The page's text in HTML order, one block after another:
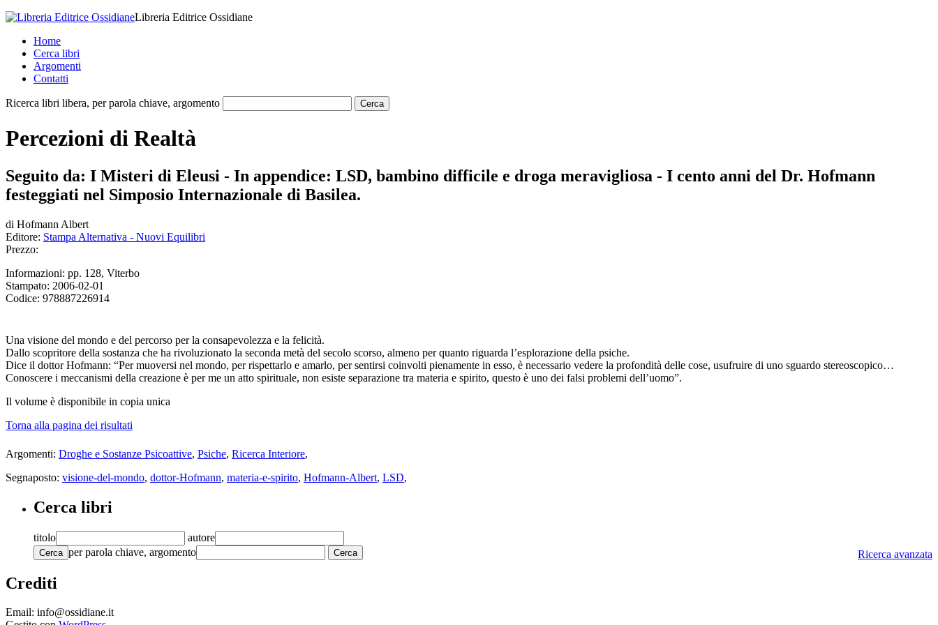
Libreria Editrice Ossidiane
Home
Cerca libri
Argomenti
Contatti
Ricerca libri libera, per parola chiave, argomento
Percezioni di Realtà
Seguito da: I Misteri di Eleusi - In appendice: LSD, bambino difficile e droga meravigliosa - I cento anni del Dr. Hofmann
festeggiati nel Simposio Internazionale di Basilea.
di Hofmann Albert
Editore: Stampa Alternativa - Nuovi Equilibri
Prezzo:
Informazioni: pp. 128, Viterbo
Stampato: 2006-02-01
Codice: 978887226914
Una visione del mondo e del percorso per la consapevolezza e la felicità.
Dallo scopritore della sostanza che ha rivoluzionato la seconda metà del secolo scorso, almeno per quanto riguarda l’esplorazione della psiche.
Dice il dottor Hofmann: “Per muoversi nel mondo, per rispettarlo e amarlo, per sentirsi coinvolti pienamente in esso, è necessario vedere la profondità delle cose, usufruire di uno sguardo stereoscopico…
Conoscere i meccanismi della creazione è per me un atto spirituale, non esiste separazione tra materia e spirito, questo è uno dei falsi problemi dell’uomo”.
Il volume è disponibile in copia unica
Torna alla pagina dei risultati
Argomenti: Droghe e Sostanze Psicoattive, Psiche, Ricerca Interiore,
Segnaposto: visione-del-mondo, dottor-Hofmann, materia-e-spirito, Hofmann-Albert, LSD,
Cerca libri
titolo autore
Cerca Ricerca avanzata
per parola chiave, argomento
Crediti
Email: info@ossidiane.it